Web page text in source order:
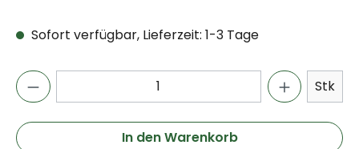
Sofort verfügbar, Lieferzeit: 1-3 Tage
Stk
In den Warenkorb